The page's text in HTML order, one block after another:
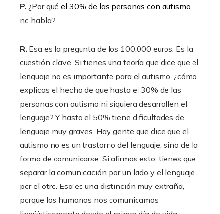
P. ¿Por qué el 30% de las personas con autismo
no habla?
R. Esa es la pregunta de los 100.000 euros. Es la
cuestión clave. Si tienes una teoría que dice que el
lenguaje no es importante para el autismo, ¿cómo
explicas el hecho de que hasta el 30% de las
personas con autismo ni siquiera desarrollen el
lenguaje? Y hasta el 50% tiene dificultades de
lenguaje muy graves. Hay gente que dice que el
autismo no es un trastorno del lenguaje, sino de la
forma de comunicarse. Si afirmas esto, tienes que
separar la comunicación por un lado y el lenguaje
por el otro. Esa es una distinción muy extraña,
porque los humanos nos comunicamos